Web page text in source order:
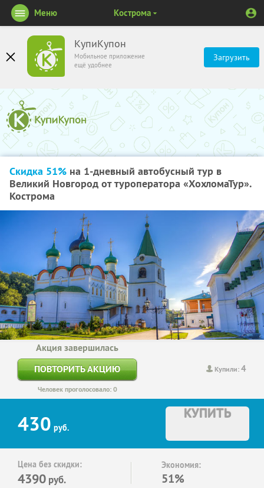
КупиКупон
Мобильное приложение
ещё удобнее
Загрузить
Меню Кострома
Скидка 51% на 1-дневный автобусный тур в
Великий Новгород от туроператора «ХохломаТур».
Кострома
Купили:4
Акция завершилась
ПОВТОРИТЬ АКЦИЮ
Человек проголосовало: 0
430 руб.
КУПИТЬ
Цена без скидки:
4390 руб.
Экономия:
51%